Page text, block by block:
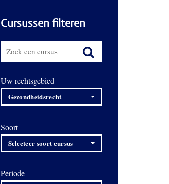
Cursussen filteren
Uw rechtsgebied
Gezondheidsrecht
Soort
Selecteer soort cursus
Periode